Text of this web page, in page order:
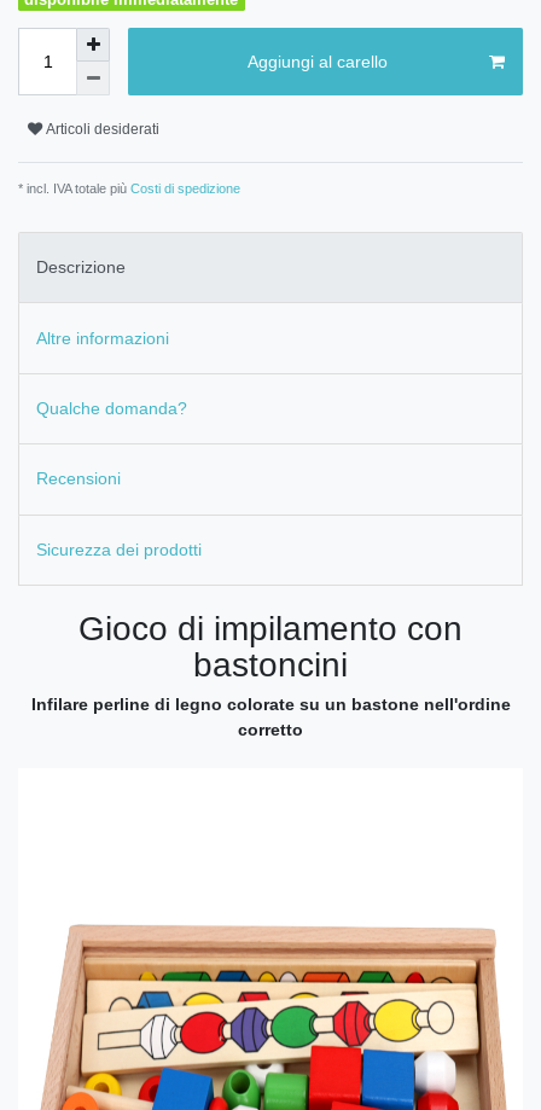
Aggiungi al carello
Articoli desiderati
* incl. IVA totale più Costi di spedizione
Descrizione
Altre informazioni
Qualche domanda?
Recensioni
Sicurezza dei prodotti
Gioco di impilamento con
bastoncini
Infilare perline di legno colorate su un bastone nell'ordine
corretto